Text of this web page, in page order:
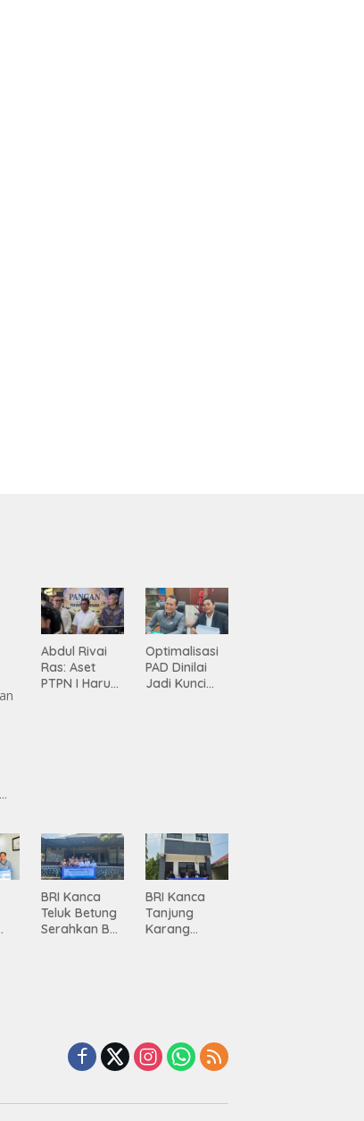
Abdul Rivai
Ras: Aset
PTPN I Harus
Optimalisasi
PAD Dinilai
Jadi Kunci
BRI Kanca
Teluk Betung
Serahkan BRI
Dukungan
terhadap
Sarana
BRI Kanca
Tanjung
Karang
Desa
Candimas